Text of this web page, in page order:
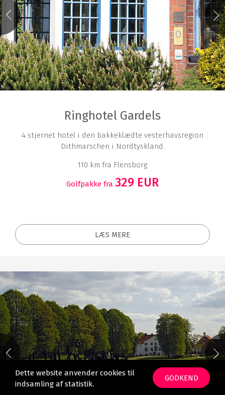
Ringhotel Gardels
4 stjernet hotel i den bakkeklædte vesterhavsregion
Dithmarschen i Nordtyskland.
110 km fra Flensborg
Golfpakke fra 329 EUR
LÆS MERE
Dette website anvender cookies til
indsamling af statistik.
GODKEND